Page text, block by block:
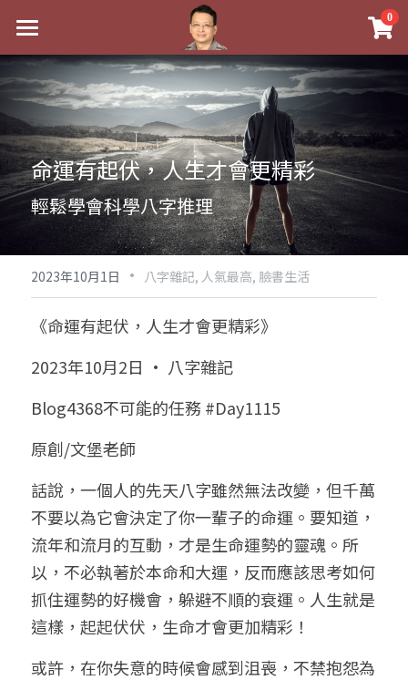
0
最新消息
關於我
實體經營
祖傳命理
手工印鑑
課程介紹
五行八字學
後天派陽宅
Blog
黃金會員專區
八字雜記
心靈成長
人氣最高
站長精選
臉書生活
好書推廌
試閱專區
Podcast聽書
團隊訓練營
八字視頻
陽宅視頻
線上直播
自我挑戰
線上學苑
八字初階班1
八字初階班2
八字進階班
八字中階班
八字高階班
五人實戰班
五行計算初階班
五行計算高階班
命理商城
八字完整班
《十神高階實戰錄》完整典藏版
科學八字推理PDF
八字批命
小兒命名
我的著作
科學八字推理1
科學八字推理2
科學八字推理3
科學八字輕鬆學
輕鬆學會科學八字推理
與我預約
批命預約
上課預約
常見問題
FB粉絲頁
登錄/註冊
搜索
繁體中文
繁體中文
0938617837
命運有起伏，人生才會更精彩
輕鬆學會科學八字推理
2023年10月1日 · 八字雜記, 人氣最高, 臉書生活
《命運有起伏，人生才會更精彩》
2023年10月2日 · 八字雜記
Blog4368不可能的任務 #Day1115
原創/文堡老師
話說，一個人的先天八字雖然無法改變，但千萬
不要以為它會決定了你一輩子的命運。要知道，
流年和流月的互動，才是生命運勢的靈魂。所
以，不必執著於本命和大運，反而應該思考如何
抓住運勢的好機會，躲避不順的衰運。人生就是
這樣，起起伏伏，生命才會更加精彩！
或許，在你失意的時候會感到沮喪，不禁抱怨為
×
商品分類
八字線上完整班
科學八字推理PDF
《十神高階實戰錄》完整典藏版
1美元超值PDF